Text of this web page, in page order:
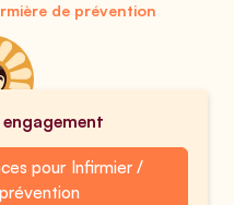
de prévention
pour Infirmier /